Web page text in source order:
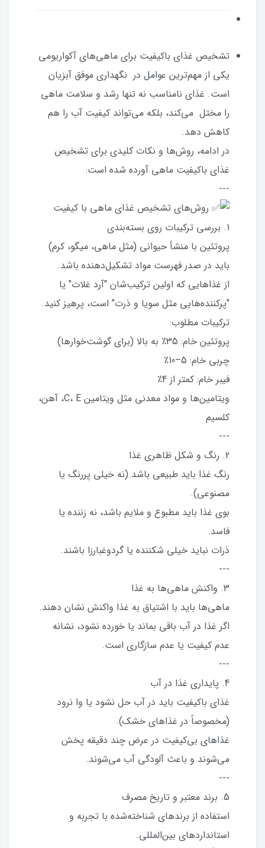
تشخیص غذای باکیفیت برای ماهی‌های آکواریومی
یکی از مهم‌ترین عوامل در نگهداری موفق آبزیان
است. غذای نامناسب نه تنها رشد و سلامت ماهی
را مختل می‌کند، بلکه می‌تواند کیفیت آب را هم
کاهش دهد.
در ادامه، روش‌ها و نکات کلیدی برای تشخیص
غذای باکیفیت ماهی آورده شده است:
---
روش‌های تشخیص غذای ماهی با کیفیت
1. بررسی ترکیبات روی بسته‌بندی
پروتئین با منشأ حیوانی (مثل ماهی، میگو، کرم)
باید در صدر فهرست مواد تشکیل‌دهنده باشد.
از غذاهایی که اولین ترکیب‌شان "آرد غلات" یا
"پرکننده‌هایی مثل سویا و ذرت" است، پرهیز کنید.
ترکیبات مطلوب:
پروتئین خام: 35٪ به بالا (برای گوشت‌خوارها)
چربی خام: 5–10٪
فیبر خام: کمتر از 4٪
ویتامین‌ها و مواد معدنی مثل ویتامین C، E، آهن،
کلسیم
---
2. رنگ و شکل ظاهری غذا
رنگ غذا باید طبیعی باشد (نه خیلی پررنگ یا
مصنوعی).
بوی غذا باید مطبوع و ملایم باشد، نه زننده یا
فاسد.
ذرات نباید خیلی شکننده یا گردوغبارزا باشند.
---
3. واکنش ماهی‌ها به غذا
ماهی‌ها باید با اشتیاق به غذا واکنش نشان دهند.
اگر غذا در آب باقی بماند یا خورده نشود، نشانه
عدم کیفیت یا عدم سازگاری است.
---
4. پایداری غذا در آب
غذای باکیفیت باید در آب حل نشود یا وا نرود
(مخصوصاً در غذاهای خشک).
غذاهای بی‌کیفیت در عرض چند دقیقه پخش
می‌شوند و باعث آلودگی آب می‌شوند.
---
5. برند معتبر و تاریخ مصرف
استفاده از برندهای شناخته‌شده با تجربه و
استانداردهای بین‌المللی.